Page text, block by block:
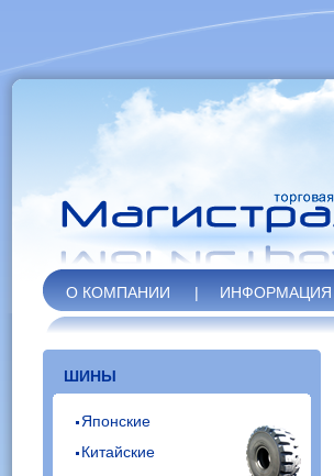
О КОМПАНИИ | ИНФОРМАЦИЯ
ШИНЫ
Японские
Китайские